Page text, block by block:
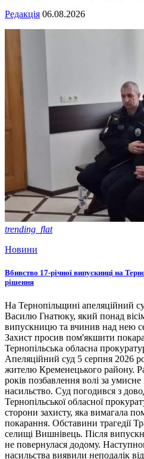
Редакція 06.08.2026
trending_flat
Новини
Вбивство 17-річної випускниці на
рішення
На Тернопільщині апеляційний
Василю Гнатюку, який понад
випускницю та вчинив над нею
Захист просив пом'якшити
Тернопільська обласна
Апеляційний суд 5 серпня 2026
жителю Кременецького району.
років позбавлення волі за
насильство. Суд погодився з
Тернопільської обласної
сторони захисту, яка вимагала
покарання. Обставини трагедії
селищі Вишнівець. Після
не повернулася додому.
насильства виявили неподалік